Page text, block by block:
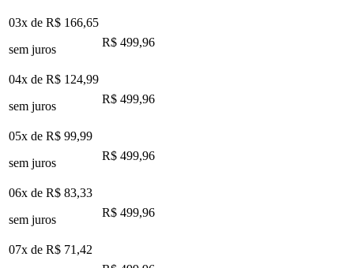
03x de R$ 166,65
sem juros
R$ 499,96
04x de R$ 124,99
sem juros
R$ 499,96
05x de R$ 99,99
sem juros
R$ 499,96
06x de R$ 83,33
sem juros
R$ 499,96
07x de R$ 71,42